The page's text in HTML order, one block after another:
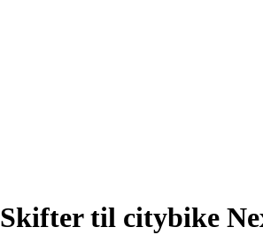
Skifter til citybike